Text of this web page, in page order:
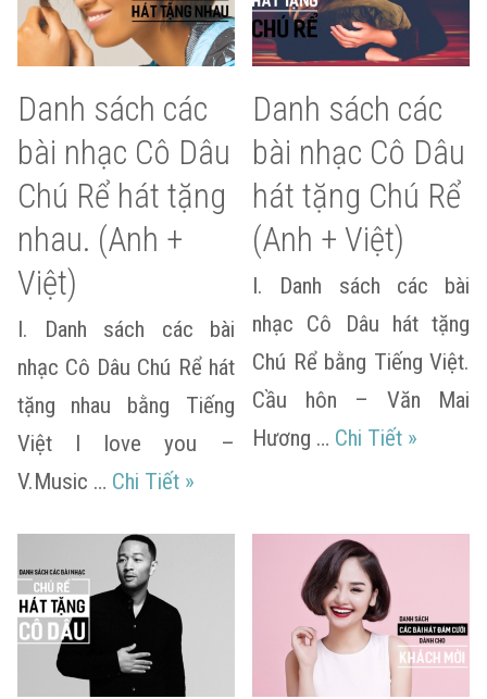
Danh sách các
bài nhạc Cô Dâu
Chú Rể hát tặng
nhau. (Anh +
Việt)
I. Danh sách các bài
nhạc Cô Dâu Chú Rể hát
tặng nhau bằng Tiếng
Việt I love you –
V.Music … Chi Tiết Danh sách các bài nhạc Cô Dâu
»
Danh sách các
bài nhạc Cô Dâu
hát tặng Chú Rể
(Anh + Việt)
I. Danh sách các bài
nhạc Cô Dâu hát tặng
Chú Rể bằng Tiếng Việt.
Cầu hôn – Văn Mai
Hương … Chi Tiết Danh
»